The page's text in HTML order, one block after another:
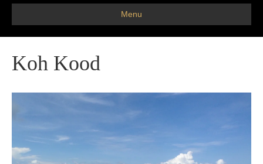
Menu
Koh Kood